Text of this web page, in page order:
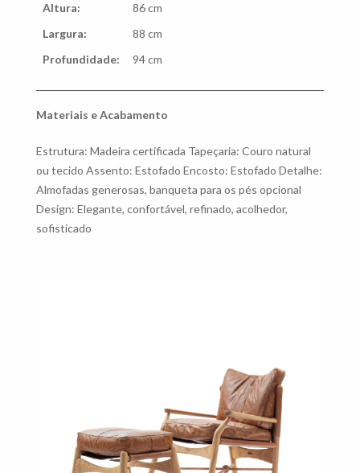
Altura:
86 cm
Largura:
88 cm
Profundidade:
94 cm
Materiais e Acabamento
Estrutura: Madeira certificada Tapeçaria: Couro natural
ou tecido Assento: Estofado Encosto: Estofado Detalhe:
Almofadas generosas, banqueta para os pés opcional
Design: Elegante, confortável, refinado, acolhedor,
sofisticado